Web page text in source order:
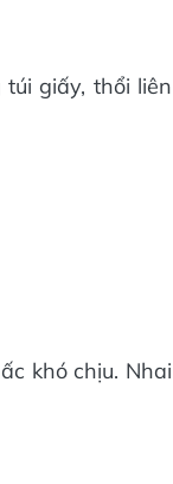
giấy, thổi liên
khó chịu. Nhai